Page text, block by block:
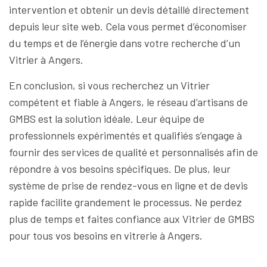
intervention et obtenir un devis détaillé directement
depuis leur site web. Cela vous permet d’économiser
du temps et de l’énergie dans votre recherche d’un
Vitrier à Angers.
En conclusion, si vous recherchez un Vitrier
compétent et fiable à Angers, le réseau d’artisans de
GMBS est la solution idéale. Leur équipe de
professionnels expérimentés et qualifiés s’engage à
fournir des services de qualité et personnalisés afin de
répondre à vos besoins spécifiques. De plus, leur
système de prise de rendez-vous en ligne et de devis
rapide facilite grandement le processus. Ne perdez
plus de temps et faites confiance aux Vitrier de GMBS
pour tous vos besoins en vitrerie à Angers.